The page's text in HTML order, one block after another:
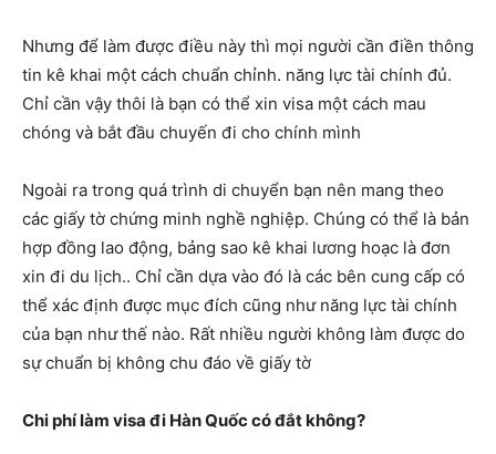
Nhưng để làm được điều này thì mọi người cần điền thông
tin kê khai một cách chuẩn chỉnh. năng lực tài chính đủ.
Chỉ cần vậy thôi là bạn có thể xin visa một cách mau
chóng và bắt đầu chuyến đi cho chính mình
Ngoài ra trong quá trình di chuyển bạn nên mang theo
các giấy tờ chứng minh nghề nghiệp. Chúng có thể là bản
hợp đồng lao động, bảng sao kê khai lương hoạc là đơn
xin đi du lịch.. Chỉ cần dựa vào đó là các bên cung cấp có
thể xác định được mục đích cũng như năng lực tài chính
của bạn như thế nào. Rất nhiều người không làm được do
sự chuẩn bị không chu đáo về giấy tờ
Chi phí làm visa đi Hàn Quốc có đắt không?